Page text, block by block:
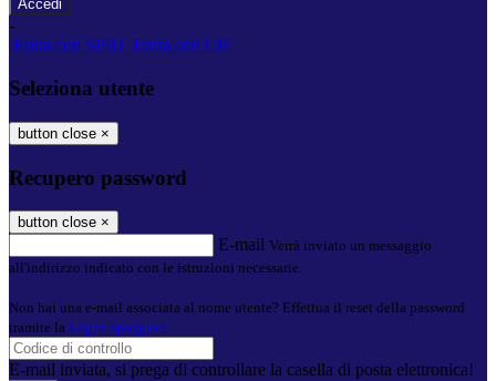
-
Entra con SPID Entra con CIE
Seleziona utente
button close ×
Recupero password
button close ×
E-mail Verrà inviato un messaggio
all'indirizzo indicato con le istruzioni necessarie.
Non hai una e-mail associata al nome utente? Effettua il reset della password
tramite la Login Spaggiari
E-mail inviata, si prega di controllare la casella di posta elettronica!